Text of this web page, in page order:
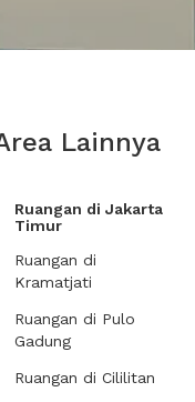
Lainnya
Ruangan di Jakarta
Timur
Ruangan di
Kramatjati
Ruangan di Pulo
Gadung
Ruangan di Cililitan